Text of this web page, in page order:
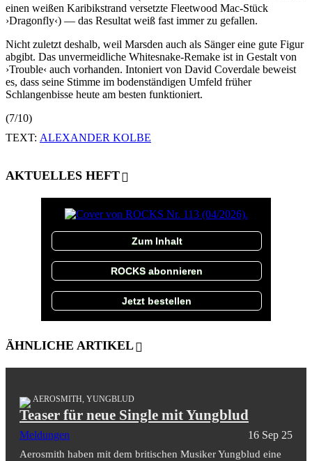
einen weißen Karibikstrand versetzte Fleetwood Mac-Stück
›Dragonfly‹) — das Resultat weiß fast immer zu gefallen.
Nicht zuletzt deshalb, weil Marsden auch als Sänger eine gute Figur
abgibt. Das unvermeidliche Whitesnake-Remake ist in Gestalt von
›Trouble‹ auch vorhanden. Intoniert von David Coverdale beweist
es, dass seine Stimme im bodenständigen Umfeld früher
Schlangenbisse heute am besten funktioniert.
(7/10)
TEXT: ALEXANDER KOLBE
AKTUELLES HEFT
Zum Inhalt
ROCKS abonnieren
Jetzt bestellen
ÄHNLICHE ARTIKEL
AEROSMITH, YUNGBLUD
Teaser für neue Single mit Yungblud
Meldungen 16 Sep 25
Aerosmith haben mit dem britischen Musiker Yungblud eine